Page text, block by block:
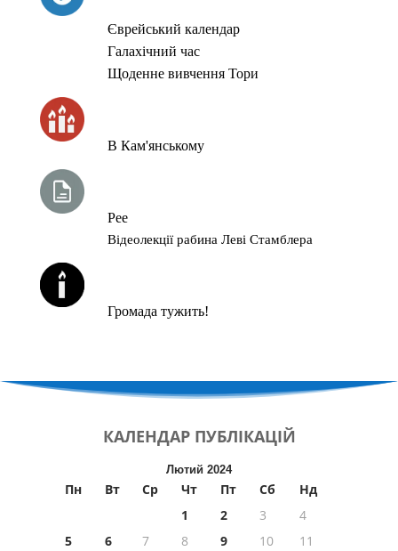
Єврейський календар
Галахічний час
Щоденне вивчення Тори
В Кам'янському
Рее
Відеолекції рабина Леві Стамблера
Громада тужить!
КАЛЕНДАР ПУБЛІКАЦІЙ
Лютий 2024
Пн Вт Ср Чт Пт Сб
Нд
1
2 3
4
5
6 7 8 9 10
11